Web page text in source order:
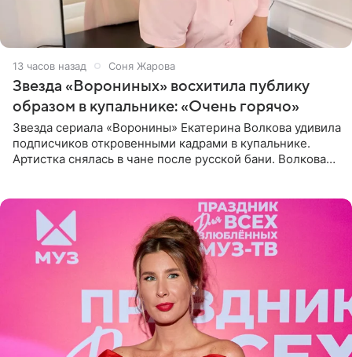
13 часов назад Соня Жарова
Звезда «Ворониных» восхитила публику
образом в купальнике: «Очень горячо»
Звезда сериала «Воронины» Екатерина Волкова удивила
подписчиков откровенными кадрами в купальнике.
Артистка снялась в чане после русской бани. Волкова